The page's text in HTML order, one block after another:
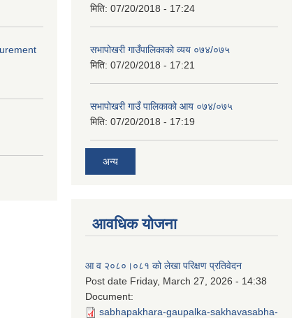
मिति: 07/20/2018 - 17:24
सभापोखरी गाउँपालिकाको व्यय ०७४/०७५
मिति: 07/20/2018 - 17:21
सभापोखरी गाउँ पालिकाको आय ०७४/०७५
मिति: 07/20/2018 - 17:19
अन्य
आवधिक योजना
आ व २०८०।०८१ को लेखा परिक्षण प्रतिवेदन
Post date Friday, March 27, 2026 - 14:38
Document:
sabhapakhara-gaupalka-sakhavasabha-